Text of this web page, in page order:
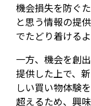
機会損失を防ぐ
と思う情報の提
でたどり着ける
一方、機会を創
提供した上で、
しい買い物体験
超えるため、興